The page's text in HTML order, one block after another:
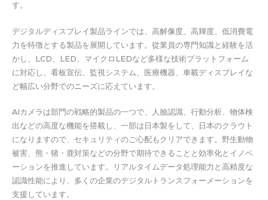
す。
デジタルディスプレイ製品ラインでは、高解像度、高輝度、低消費電
力を特徴とする製品を展開しています。從業員の専門知識と経験を活
かし、LCD、LED、マイクロLEDなど多様な技術プラットフォーム
に対応し、看板宣伝、監視システム、医療機器、車載ディスプレイな
ど幅広い分野でのニーズに応えています。
AIカメラは部門の戦略的製品の一つで、人臉認識、行動分析、物体検
出などの高度な機能を搭載し、一部は日本製をして、日本のクラウト
になりますので、セキュリティのご心配もクリアできます。野生動物
被害、熊・猪・鹿対策などの分野で期待できることと効率化とイノベ
ーションを推進しています。リアルタイムデータ処理能力と高精度な
認識性能により、多くの企業のデジタルトランスフォーメーションを
支援しています。